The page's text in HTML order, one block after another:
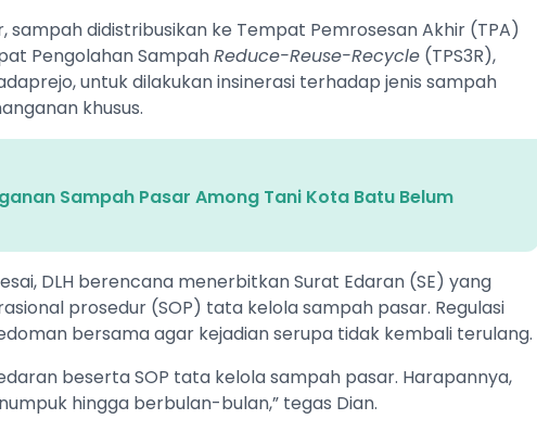
sampah didistribusikan ke Tempat Pemrosesan Akhir (TPA)
Pengolahan SampahReduce-Reuse-Recycle (TPS3R),
untuk dilakukan insinerasi terhadap jenis sampah
khusus.
Sampah Pasar Among Tani Kota Batu Belum
DLH berencana menerbitkan Surat Edaran (SE) yang
prosedur (SOP) tata kelola sampah pasar. Regulasi
bersama agar kejadian serupa tidak kembali terulang.
beserta SOP tata kelola sampah pasar. Harapannya,
hingga berbulan-bulan,” tegas Dian.